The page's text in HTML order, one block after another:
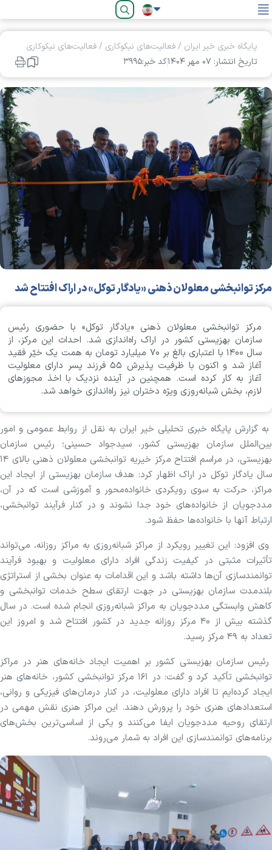
فارسی
پایگاه خبری خیر ایران /فعالیت‌های نیکوکاری /فعالیت‌های نیکوکاری
تاریخ انتشار: ۰۷ مهر ۱۴۰۴
کد خبر:۳۹۹۵
مرکز توانبخشی معلولان ذهنی «یادگار توکل» در اراک افتتاح شد
مرکز توانبخشی معلولان ذهنی «یادگار توکل» با حضوری رئیس
سازمان بهزیستی کشور در اراک راه‌اندازی شد. احداث این مرکز، از
سال ۱۴۰۰ با اعتباری بالغ بر ۷۰ میلیارد تومان به همت یک خیّر فقید
آغاز شد و اکنون با ظرفیت پذیرش ۵۵ فرزند پسر دارای معلولیت
آغاز به کار کرده است. همچنین در آینده نزدیک با اخذ مجوز‌های
لازم، بخش شبانه‌روزی ویژه دختران نیز راه‌اندازی خواهد شد.
به گزارش پایگاه خبری تحلیلی خیر ایران به نقل از روابط عمومی و امور
بین‌الملل سازمان بهزیستی کشور، سیدجواد حسینی؛ رئیس سازمان
بهزیستی، در مراسم افتتاح مرکز خیریه توانبخشی معلولان ذهنی بالای ۱۴
سال یادگار توکل در اراک اظهار کرد: هدف سازمان بهزیستی از ایجاد این
مراکز، حرکت به سوی رویکردی خانواده‌محور و آموزشی است که در آن،
مددجویان از خانواده‌های خود جدا نشوند و در کنار فرآیند توانبخشی،
ارتباط آنها با خانواده‌ها حفظ شود.
وی افزود: این تغییر رویکرد از مراکز شبانه‌روزی به مراکز روزانه، می‌تواند
تأثیرات مثبتی در کیفیت زندگی افراد دارای معلولیت و بهبود فرآیند
توانمندسازی آن‌ها داشته باشد و این اقدامات به عنوان بخشی از استراتژی
بلندمدت سازمان بهزیستی در جهت ارتقای سطح خدمات توانبخشی و
کاهش وابستگی مددجویان به مراکز شبانه‌روزی انجام شده است. در سال
گذشته بیش از ۴۰ مرکز روزانه جدید در کشور افتتاح شد و امروز این
تعداد به ۴۹ مرکز رسید.
رئیس سازمان بهزیستی کشور بر اهمیت ایجاد خانه‌های هنر در مراکز
توانبخشی تأکید کرد و گفت: در ۱۶۱ مرکز توانبخشی کشور، خانه‌های هنر
ایجاد کرده‌ایم تا افراد دارای معلولیت، در کنار درمان‌های فیزیکی و روانی،
استعدادهای هنری خود را پرورش دهند. این مراکز هنری نقش مهمی در
ارتقای روحیه مددجویان ایفا می‌کنند و یکی از اساسی‌ترین بخش‌های
برنامه‌های توانمندسازی این افراد به شمار می‌روند.